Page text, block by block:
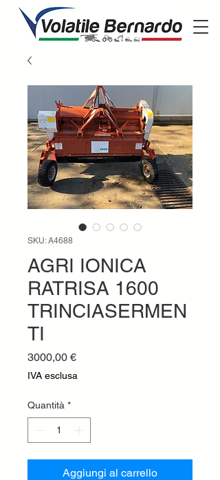
SKU: A4688
AGRI IONICA
RATRISA 1600
TRINCIASERMEN
TI
3000,00 €Prezzo
IVA esclusa
Quantità *
Aggiungi al carrello